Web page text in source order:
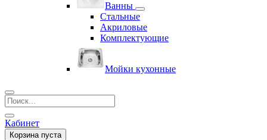
Ванны
Стальные
Акриловые
Комплектующие
Мойки кухонные
Кабинет
Корзина пуста